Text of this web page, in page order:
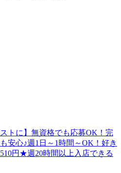
トに】無資格でも応募OK！完
安心♪週1日～1時間～OK！好き
円★週20時間以上入店できる